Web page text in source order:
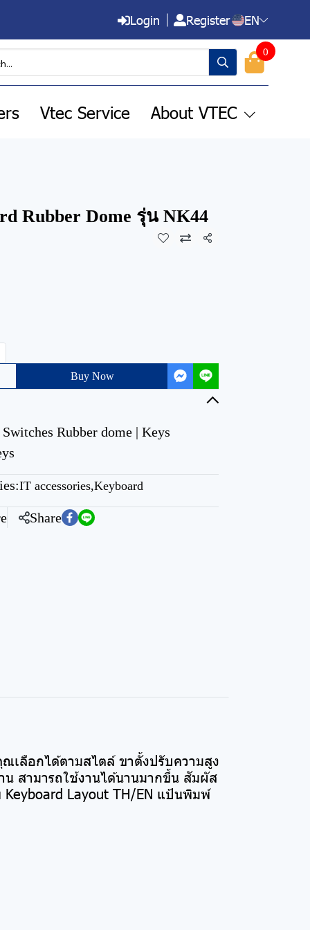
Login Register EN
0
Vtec Service About VTEC
Rubber Dome รุ่น NK44
Share
Buy Now
Rubber dome | Keys
IT accessories,Keyboard
Share
เลือกได้ตามสไตล์ ขาตั้งปรับความสูง
น สามารถใช้งานได้นานมากขึ้น สัมผัส
Layout TH/EN แป้นพิมพ์